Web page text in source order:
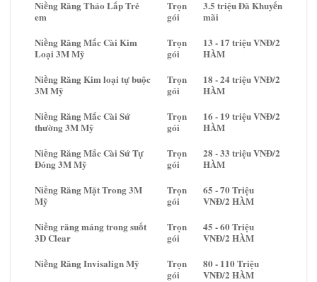
Niềng Răng Tháo Lắp Trẻ
em
Trọn
gói
3.5 triệu Đã Khuyến
mãi
Niềng Răng Mắc Cài Kim
Loại 3M Mỹ
Trọn
gói
13 - 17 triệu VNĐ/2
HÀM
Niềng Răng Kim loại tự buộc
3M Mỹ
Trọn
gói
18 - 24 triệu VNĐ/2
HÀM
Niềng Răng Mắc Cài Sứ
thường 3M Mỹ
Trọn
gói
16 - 19 triệu VNĐ/2
HÀM
Niềng Răng Mắc Cài Sứ Tự
Đóng 3M Mỹ
Trọn
gói
28 - 33 triệu VNĐ/2
HÀM
Niềng Răng Mặt Trong 3M
Mỹ
Trọn
gói
65 - 70 Triệu
VNĐ/2 HÀM
Niềng răng máng trong suốt
3D Clear
Trọn
gói
45 - 60 Triệu
VNĐ/2 HÀM
Niềng Răng Invisalign Mỹ
Trọn
gói
80 - 110 Triệu
VNĐ/2 HÀM